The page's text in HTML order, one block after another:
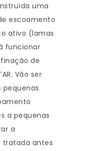
uma
escoamento
ativo (lamas
funcionar
de
Vão ser
pequenas
a pequenas
a
tratada antes